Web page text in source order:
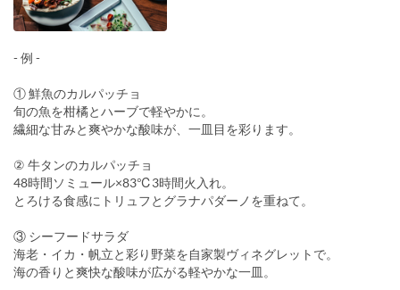
- 例 -
① 鮮魚のカルパッチョ
旬の魚を柑橘とハーブで軽やかに。
繊細な甘みと爽やかな酸味が、一皿目を彩ります。
② 牛タンのカルパッチョ
48時間ソミュール×83℃3時間火入れ。
とろける食感にトリュフとグラナパダーノを重ねて。
③ シーフードサラダ
海老・イカ・帆立と彩り野菜を自家製ヴィネグレットで。
海の香りと爽快な酸味が広がる軽やかな一皿。